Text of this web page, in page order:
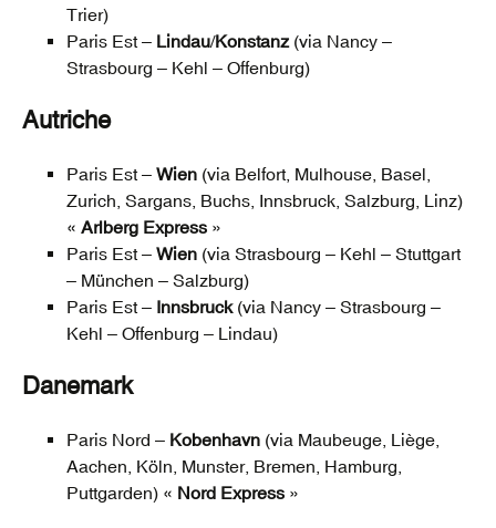
Trier)
Paris Est – Lindau/Konstanz(via Nancy –
Strasbourg – Kehl – Offenburg)
Autriche
Paris Est – Wien (via Belfort, Mulhouse, Basel,
Zurich, Sargans, Buchs, Innsbruck, Salzburg, Linz)
« Arlberg Express »
Paris Est – Wien (via Strasbourg – Kehl – Stuttgart
– München – Salzburg)
Paris Est – Innsbruck(via Nancy – Strasbourg –
Kehl – Offenburg – Lindau)
Danemark
Paris Nord – Kobenhavn (via Maubeuge, Liège,
Aachen, Köln, Munster, Bremen, Hamburg,
Puttgarden) « Nord Express »